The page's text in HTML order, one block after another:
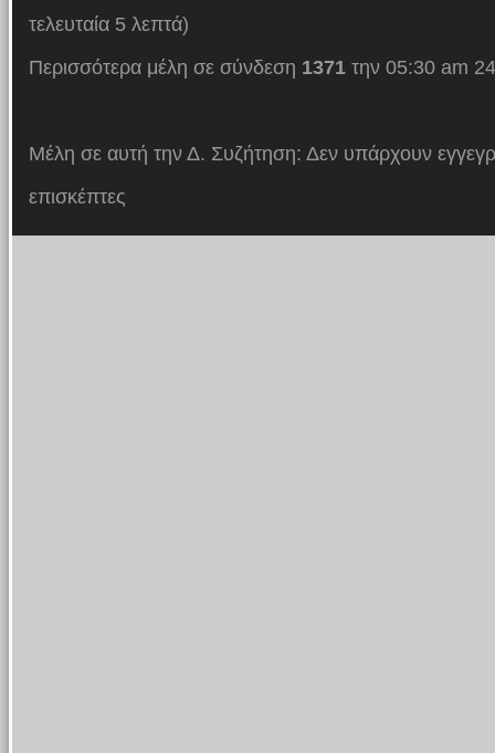
τελευταία 5 λεπτά)
Περισσότερα μέλη σε σύνδεση 1371την 05:30 am
Μέλη σε αυτή την Δ. Συζήτηση: Δεν υπάρχουν
επισκέπτες